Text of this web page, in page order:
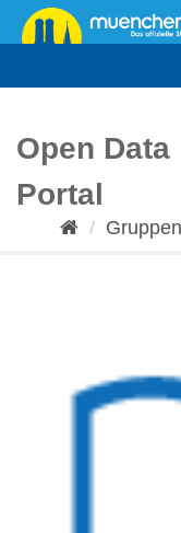
Überspringen
zum
Open Data
Portal
Gruppen